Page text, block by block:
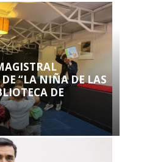
“LA NIÑA DE LAS
DE